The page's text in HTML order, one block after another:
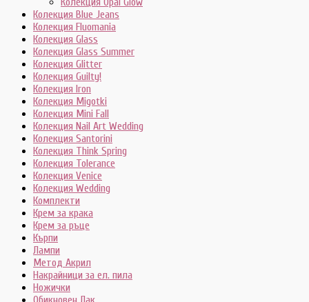
Колекция Blue Jeans
Колекция Fluomania
Колекция Glass
Колекция Glass Summer
Колекция Glitter
Колекция Guilty!
Колекция Iron
Колекция Migotki
Колекция Mini Fall
Колекция Nail Art Wedding
Колекция Santorini
Колекция Think Spring
Колекция Tolerance
Колекция Venice
Колекция Wedding
Комплекти
Крем за крака
Крем за ръце
Кърпи
Лампи
Метод Акрил
Накрайници за ел. пила
Ножички